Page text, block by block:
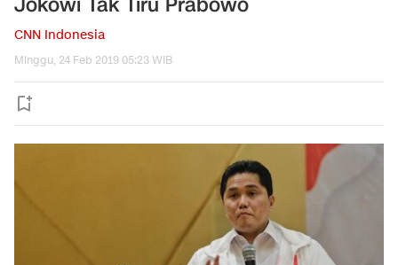
CNN Indonesia
Minggu, 24 Feb 2019 05:23 WIB